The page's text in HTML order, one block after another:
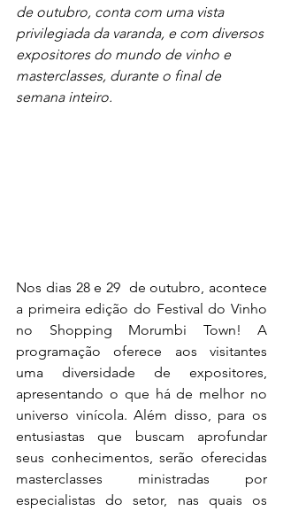
de outubro, conta com uma vista
privilegiada da varanda, e com diversos
expositores do mundo de vinho e
masterclasses, durante o final de
semana inteiro.
Nos dias 28 e 29  de outubro, acontece
a primeira edição do Festival do Vinho
no Shopping Morumbi Town! A
programação oferece aos visitantes
uma diversidade de expositores,
apresentando o que há de melhor no
universo vinícola. Além disso, para os
entusiastas que buscam aprofundar
seus conhecimentos, serão oferecidas
masterclasses ministradas por
especialistas do setor, nas quais os